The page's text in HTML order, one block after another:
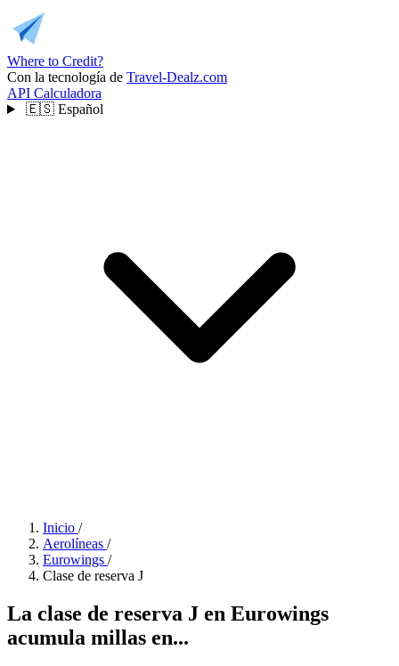
Where to Credit?
Con la tecnología de Travel-Dealz.com
API Calculadora
🇪🇸 Español
Inicio /
Aerolíneas /
Eurowings /
Clase de reserva J
La clase de reserva J en Eurowings
acumula millas en...